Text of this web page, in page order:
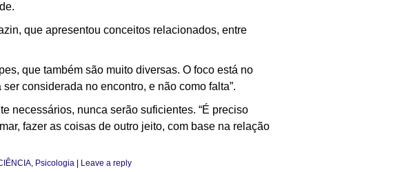
que apresentou conceitos relacionados, entre
que também são muito diversas. O foco está no
considerada no encontro, e não como falta”.
necessários, nunca serão suficientes. “É preciso
fazer as coisas de outro jeito, com base na relação
, Psicologia Leave a reply